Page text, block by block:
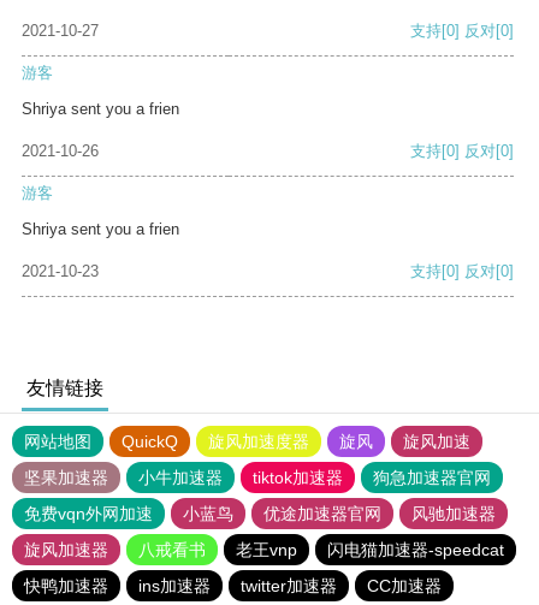
2021-10-27 支持[0] 反对[0]
游客
Shriya sent you a frien
2021-10-26 支持[0] 反对[0]
游客
Shriya sent you a frien
2021-10-23 支持[0] 反对[0]
友情链接
网站地图 QuickQ 旋风加速度器 旋风
旋风加速
坚果加速器
小牛加速器 tiktok加速器
狗急加速器官网
免费vqn外网加速
小蓝鸟 优途加速器官网
风驰加速器
旋风加速器
八戒看书 老王vnp
闪电猫加速器-speedcat
快鸭加速器
ins加速器 twitter加速器 CC加速器